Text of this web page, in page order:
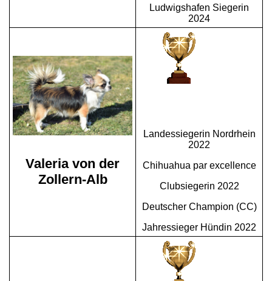
Ludwigshafen Siegerin
2024
Valeria von der
Zollern-Alb
Landessiegerin Nordrhein
2022
Chihuahua par excellence
Clubsiegerin 2022
Deutscher Champion (CC)
Jahressieger Hündin 2022